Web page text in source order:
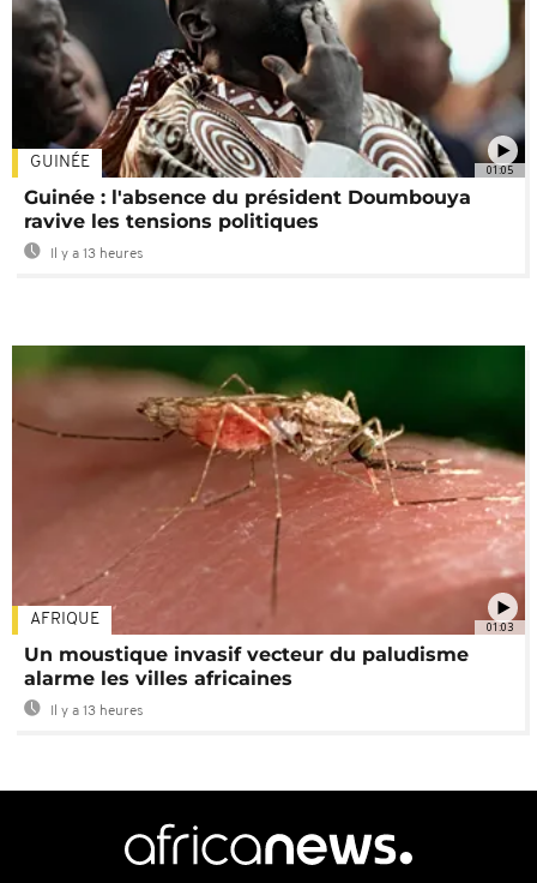
01:05
GUINÉE
Guinée : l'absence du président Doumbouya
ravive les tensions politiques
Il y a 13 heures
01:03
AFRIQUE
Un moustique invasif vecteur du paludisme
alarme les villes africaines
Il y a 13 heures